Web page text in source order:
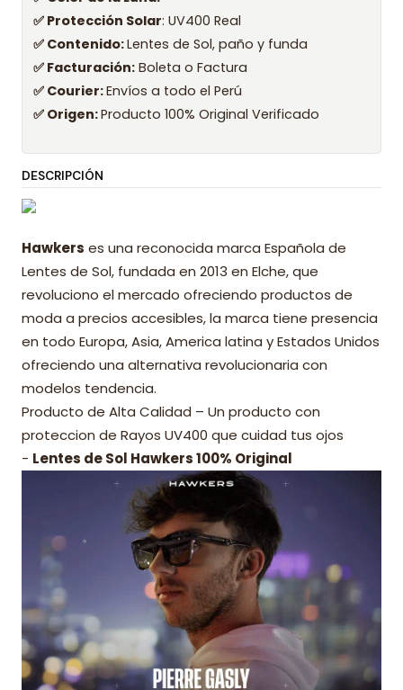
✅ Protección Solar: UV400 Real
✅ Contenido:Lentes de Sol, paño y funda
✅ Facturación: Boleta o Factura
✅ Courier:Envíos a todo el Perú
✅ Origen:Producto 100% Original Verificado
DESCRIPCIÓN
Hawkers es una reconocida marca Española de
Lentes de Sol, fundada en 2013 en Elche, que
revoluciono el mercado ofreciendo productos de
moda a precios accesibles, la marca tiene presencia
en todo Europa, Asia, America latina y Estados Unidos
ofreciendo una alternativa revolucionaria con
modelos tendencia.
Producto de Alta Calidad – Un producto con
proteccion de Rayos UV400 que cuidad tus ojos
- Lentes de Sol Hawkers 100% Original